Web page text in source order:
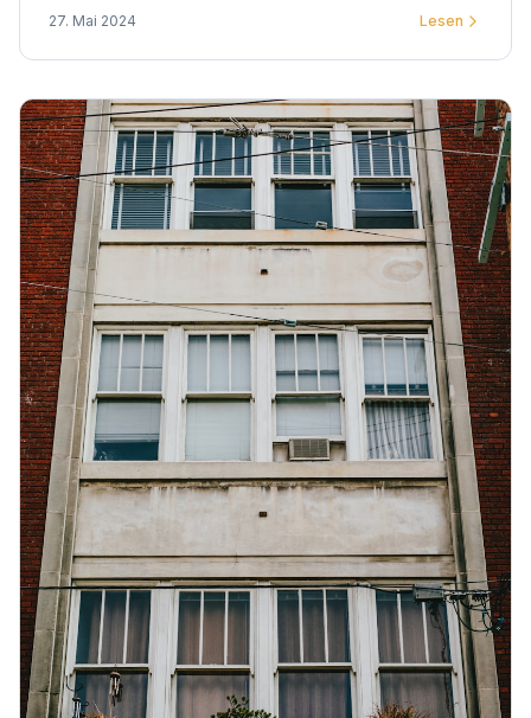
Verteilung der Kosten einzelner Gebäudeteile zu
27. Mai 2024 Lesen